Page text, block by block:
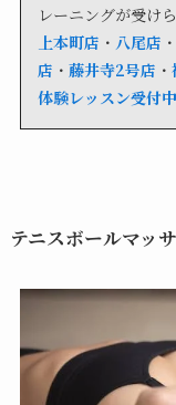
レーニングが受けら
上本町店 ・ 八尾店 ・
店 ・ 藤井寺2号店 ・
体験レッスン受付中
テニスボールマッ